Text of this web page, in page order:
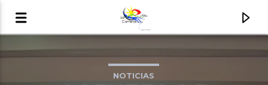
NOTICIAS